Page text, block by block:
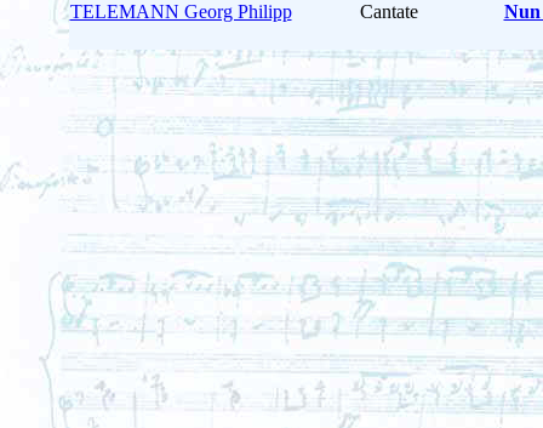
TELEMANN Georg Philipp Cantate Nun